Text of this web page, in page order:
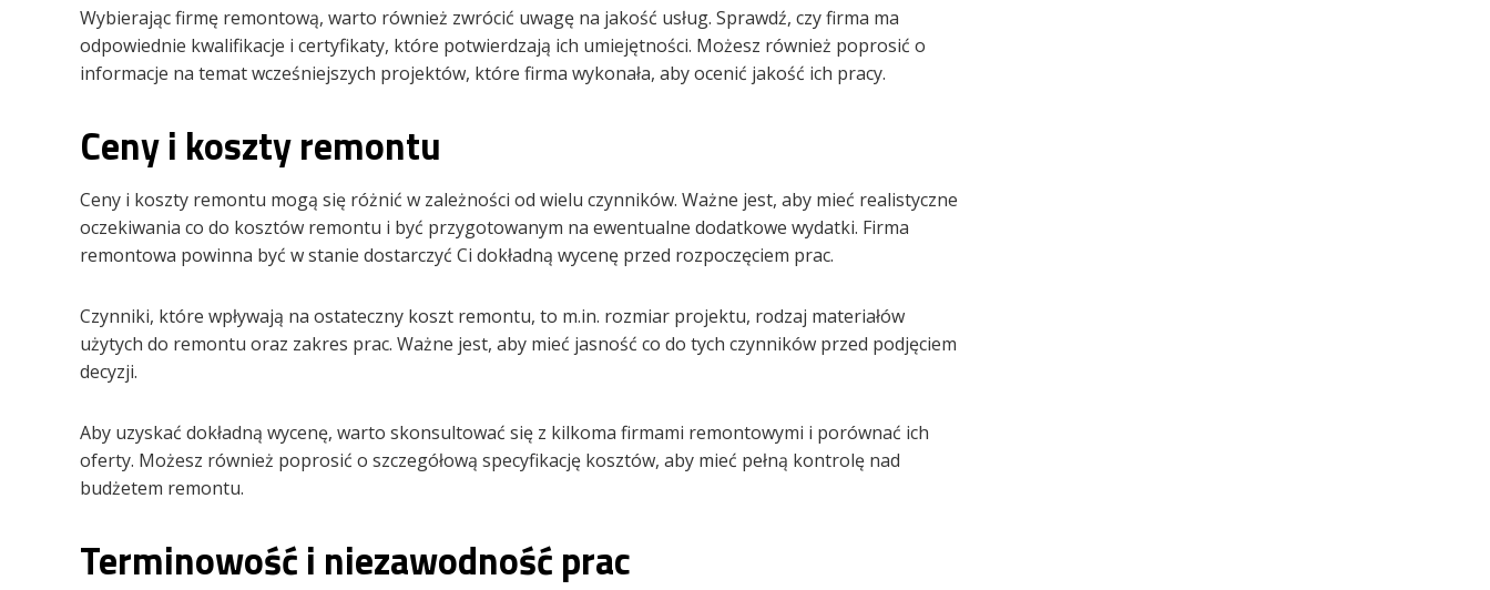
Wybierając firmę remontową, warto również zwrócić uwagę na jakość usług. Sprawdź, czy firma ma
odpowiednie kwalifikacje i certyfikaty, które potwierdzają ich umiejętności. Możesz również poprosić o
informacje na temat wcześniejszych projektów, które firma wykonała, aby ocenić jakość ich pracy.
Ceny i koszty remontu
Ceny i koszty remontu mogą się różnić w zależności od wielu czynników. Ważne jest, aby mieć realistyczne
oczekiwania co do kosztów remontu i być przygotowanym na ewentualne dodatkowe wydatki. Firma
remontowa powinna być w stanie dostarczyć Ci dokładną wycenę przed rozpoczęciem prac.
Czynniki, które wpływają na ostateczny koszt remontu, to m.in. rozmiar projektu, rodzaj materiałów
użytych do remontu oraz zakres prac. Ważne jest, aby mieć jasność co do tych czynników przed podjęciem
decyzji.
Aby uzyskać dokładną wycenę, warto skonsultować się z kilkoma firmami remontowymi i porównać ich
oferty. Możesz również poprosić o szczegółową specyfikację kosztów, aby mieć pełną kontrolę nad
budżetem remontu.
Terminowość i niezawodność prac